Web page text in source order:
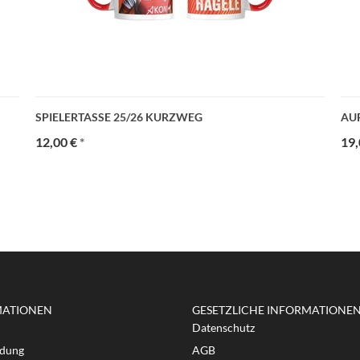
SPIELERTASSE 25/26 KURZWEG
12,00 €*
GESETZLICHE INFORMATIONEN
Datenschutz
AGB